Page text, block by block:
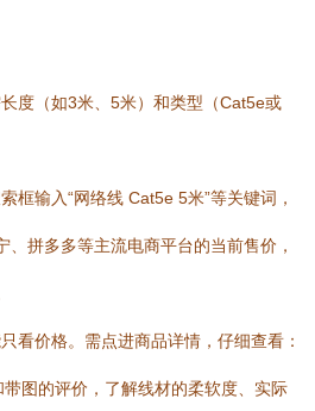
度（如3米、5米）和类型（Cat5e或
框输入“网络线 Cat5e 5米”等关键词，
、拼多多等主流电商平台的当前售价，
看价格。需点进商品详情，仔细查看：
带图的评价，了解线材的柔软度、实际